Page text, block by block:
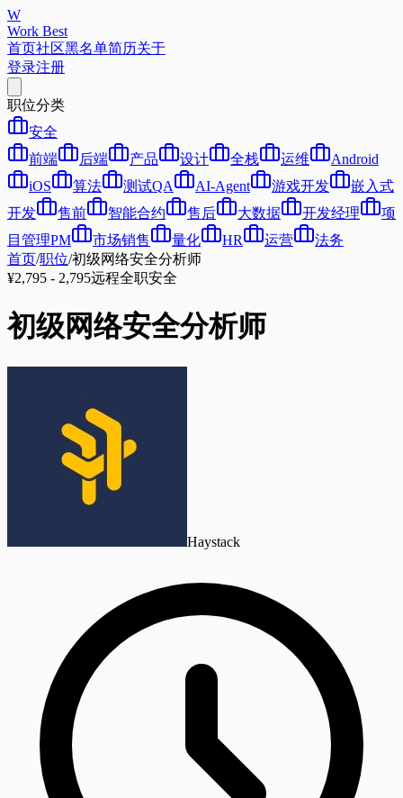
W
Work Best
首页社区黑名单简历关于
登录注册
职位分类
安全
前端
后端 产品 设计 全栈 运维
Android
iOS
算法 测试QA AI-Agent 游戏开发
嵌入式
开发
售前 智能合约 售后 大数据 开发经理
项
目管理PM
市场销售 量化 HR 运营
法务
首页/职位/初级网络安全分析师
¥2,795 - 2,795远程全职安全
初级网络安全分析师
Haystack